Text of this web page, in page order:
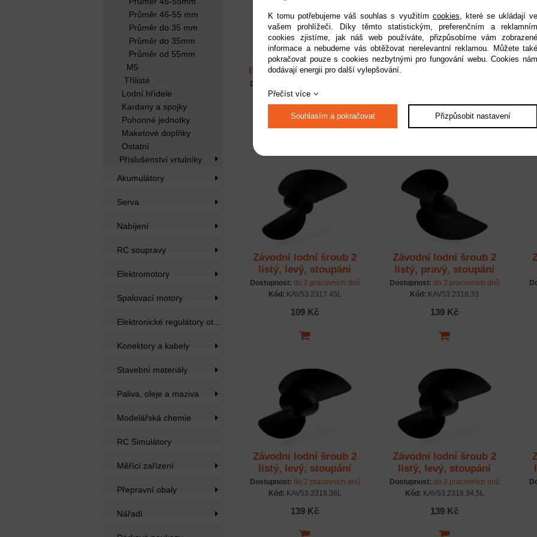
Průměr 46-55 mm
Průměr do 35 mm
Průměr do 35mm
Průměr od 55mm
M5
Třílisté
Lodní hřídele
Kardany a spojky
Pohonné jednotky
Maketové doplňky
Ostatní
Příslušenství vrtulníky
Akumulátory
Serva
Nabíjení
RC soupravy
Elektromotory
Spalovací motory
Konektory a kabely
Stavební materiály
Paliva, oleje a maziva
Modelářská chemie
RC Simulátory
Měřící zařízení
Přepravní obaly
Nářadí
Závodní lodní šroub 2
listý, levý, stoupání 1,6,
Dostupnost:
Kód:KAV53.2305.40L
129 Kč
Závodní lodní šroub 2
listý, levý, stoupání 1,6,
129 Kč
Závodní lodní šroub 2
listý, levý, stoupání
56mm, 45,0mm/DD
Dostupnost: do 2 pracovních dnů
Kód: KAV53.2317.45L
109 Kč
Závodní lodní šroub 2
listý, pravý, stoupání
40mm, 33,0mm/M4
Dostupnost: do 2 pracovních dnů
Kód: KAV53.2318.33
139 Kč
Závodní lodní šroub 2
listý, levý, stoupání
40mm, 36,0mm/M4
Dostupnost: do 2 pracovních dnů
Kód: KAV53.2318.36L
139 Kč
Závodní lodní šroub 2
listý, levý, stoupání
40mm, 34,5mm/M4
Dostupnost: do 2 pracovních dnů
Kód: KAV53.2318.34,5L
139 Kč
K tomu potřebujeme váš souhlas s využitím cookies, které se ukládají ve
vašem prohlížeči. Díky těmto statistickým, preferenčním a reklamním
cookies zjistíme, jak náš web používáte, přizpůsobíme vám zobrazené
informace a nebudeme vás obtěžovat nerelevantní reklamou. Můžete také
pokračovat pouze s cookies nezbytnými pro fungování webu. Cookies nám
dodávají energii pro další vylepšování.
Přečíst více
Souhlasím a pokračovat Přizpůsobit nastavení